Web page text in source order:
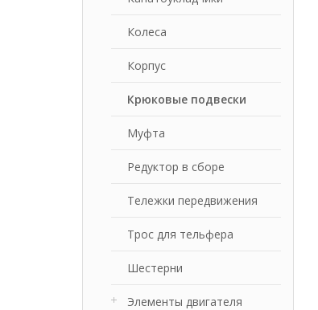
Колеса
Корпус
Крюковые подвески
Муфта
Редуктор в сборе
Тележки передвижения
Трос для тельфера
Шестерни
Элементы двигателя